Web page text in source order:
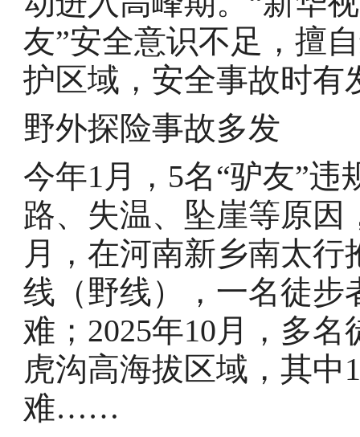
友”安全意识不足，擅
护区域，安全事故时有
野外探险事故多发
今年1月，5名“驴友”
路、失温、坠崖等原因
月，在河南新乡南太
线（野线），一名徒步
难；2025年10月，多
虎沟高海拔区域，其
难……